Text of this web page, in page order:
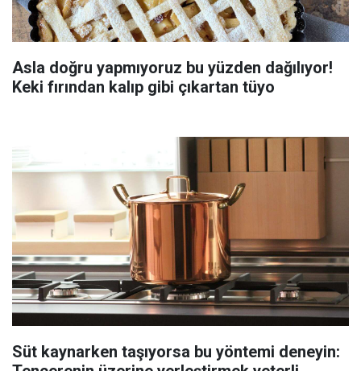
Asla doğru yapmıyoruz bu yüzden dağılıyor!
Keki fırından kalıp gibi çıkartan tüyo
Süt kaynarken taşıyorsa bu yöntemi deneyin: